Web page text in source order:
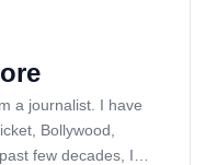
a journalist. I have
Bollywood,
few decades, I…